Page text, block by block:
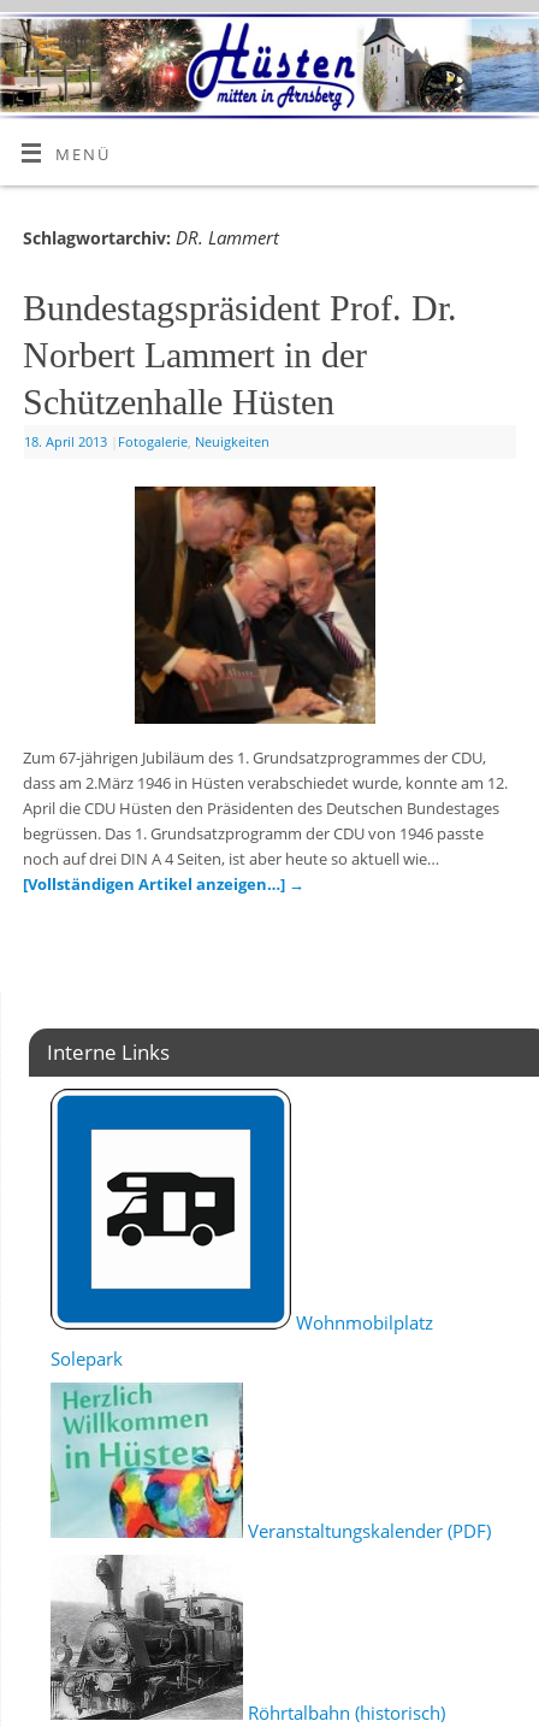
MENÜ
Schlagwortarchiv: DR. Lammert
Bundestagspräsident Prof. Dr.
Norbert Lammert in der
Schützenhalle Hüsten
18. April 2013 Fotogalerie, Neuigkeiten
Zum 67-jährigen Jubiläum des 1. Grundsatzprogrammes der CDU,
dass am 2.März 1946 in Hüsten verabschiedet wurde, konnte am 12.
April die CDU Hüsten den Präsidenten des Deutschen Bundestages
begrüssen. Das 1. Grundsatzprogramm der CDU von 1946 passte
noch auf drei DIN A 4 Seiten, ist aber heute so aktuell wie…
[Vollständigen Artikel anzeigen…] →
Interne Links
Wohnmobilplatz
Solepark
Veranstaltungskalender (PDF)
Röhrtalbahn (historisch)